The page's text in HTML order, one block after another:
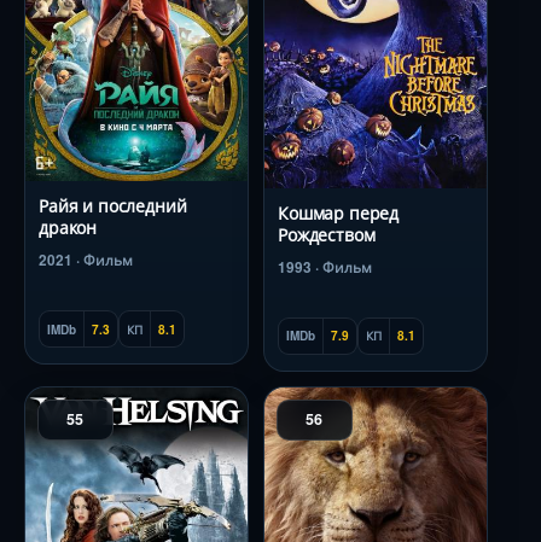
Райя и последний
дракон
2021 · Фильм
IMDb 7.3 КП 8.1
Кошмар перед
Рождеством
1993 · Фильм
IMDb 7.9 КП 8.1
55 56